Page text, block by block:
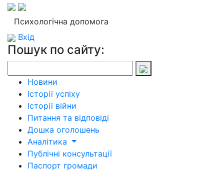
Психологічна допомога
Вхід
Пошук по сайту:
Новини
Історії успіху
Історії війни
Питання та відповіді
Дошка оголошень
Аналітика
Публічні консультації
Паспорт громади